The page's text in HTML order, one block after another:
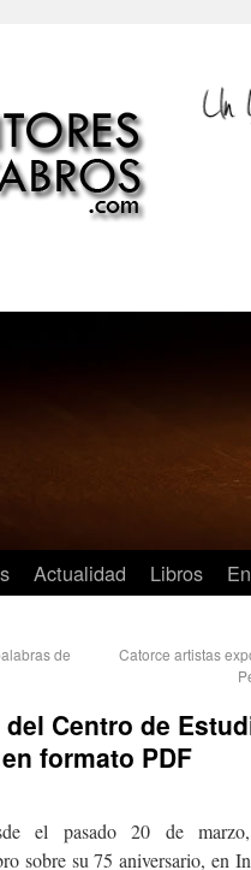
Actualidad Libros
de
Catorce artistas
Centro de
formato PDF
el pasado 20 de
sobre su 75 aniversario, en